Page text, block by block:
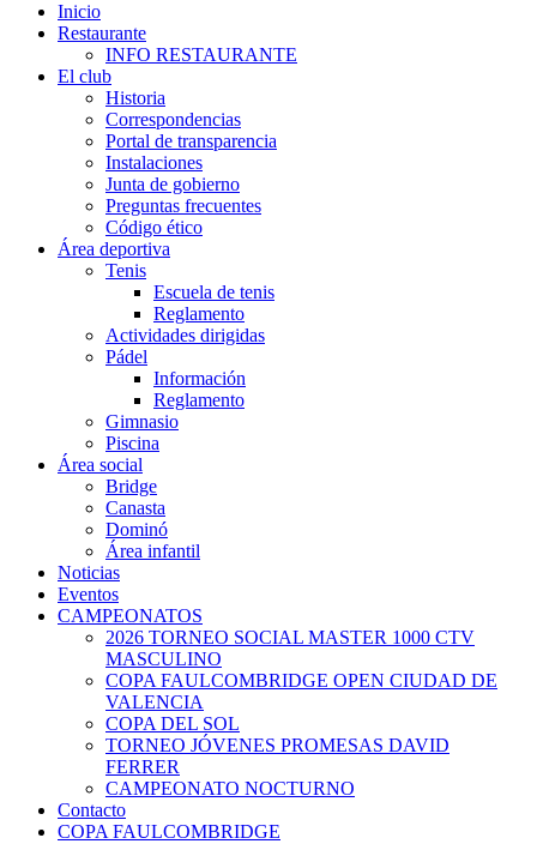
Inicio
Restaurante
INFO RESTAURANTE
El club
Historia
Correspondencias
Portal de transparencia
Instalaciones
Junta de gobierno
Preguntas frecuentes
Código ético
Área deportiva
Tenis
Escuela de tenis
Reglamento
Actividades dirigidas
Pádel
Información
Reglamento
Gimnasio
Piscina
Área social
Bridge
Canasta
Dominó
Área infantil
Noticias
Eventos
CAMPEONATOS
2026 TORNEO SOCIAL MASTER 1000 CTV
MASCULINO
COPA FAULCOMBRIDGE OPEN CIUDAD DE
VALENCIA
COPA DEL SOL
TORNEO JÓVENES PROMESAS DAVID
FERRER
CAMPEONATO NOCTURNO
Contacto
COPA FAULCOMBRIDGE